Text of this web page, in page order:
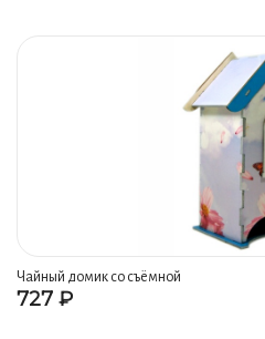
Чайный домик со съёмной
крышей с принтом "космея"
727 ₽